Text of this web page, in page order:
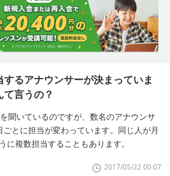
るアナウンサーが決まっていま
言うの？
聞いているのですが、数名のアナウンサ
とに担当が変わっています。同じ人が月
に複数担当することもあります。
2017/05/22 00:07